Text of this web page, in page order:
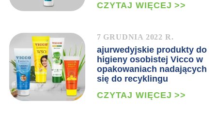
CZYTAJ WIĘCEJ >>
7 GRUDNIA 2022 R.
ajurwedyjskie produkty do
higieny osobistej Vicco w
opakowaniach nadających
się do recyklingu
CZYTAJ WIĘCEJ >>